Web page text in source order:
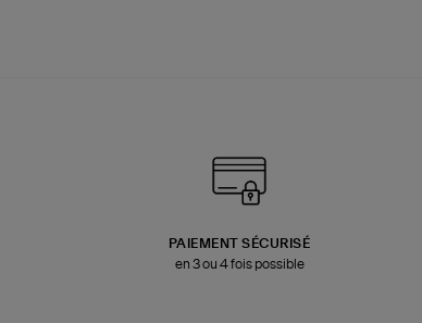
PAIEMENT SÉCURISÉ
en 3 ou 4 fois possible